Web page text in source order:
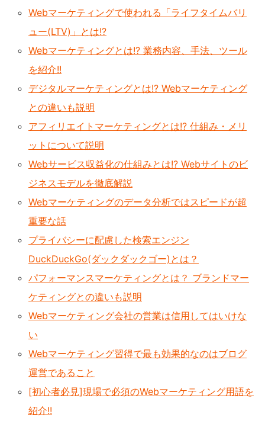
Webマーケティングで使われる「ライフタイムバリ
ュー(LTV)」とは!?
Webマーケティングとは!? 業務内容、手法、ツール
を紹介!!
デジタルマーケティングとは!? Webマーケティング
との違いも説明
アフィリエイトマーケティングとは!? 仕組み・メリ
ットについて説明
Webサービス収益化の仕組みとは!? Webサイトのビ
ジネスモデルを徹底解説
Webマーケティングのデータ分析ではスピードが超
重要な話
プライバシーに配慮した検索エンジン
DuckDuckGo(ダックダックゴー)とは？
パフォーマンスマーケティングとは？ ブランドマー
ケティングとの違いも説明
Webマーケティング会社の営業は信用してはいけな
い
Webマーケティング習得で最も効果的なのはブログ
運営であること
[初心者必見]現場で必須のWebマーケティング用語を
紹介!!